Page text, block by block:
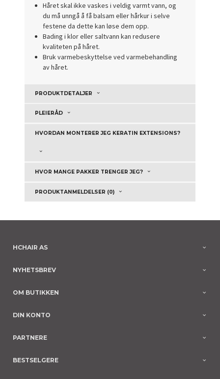
Håret skal ikke vaskes i veldig varmt vann, og
du må unngå å få balsam eller hårkur i selve
festene da dette kan løse dem opp.
Bading i klor eller saltvann kan redusere
kvaliteten på håret.
Bruk varmebeskyttelse ved varmebehandling
av håret.
PRODUKTDETALJER
PLEIERÅD
HVORDAN MONTERER JEG KERATIN EXTENSIONS?
HVOR MANGE PAKKER TRENGER JEG?
PRODUKTANMELDELSER (0)
HCHAIR AS
NYHETSBREV
OM BUTIKKEN
DIN KONTO
PARTNERE
BESTSELGERE